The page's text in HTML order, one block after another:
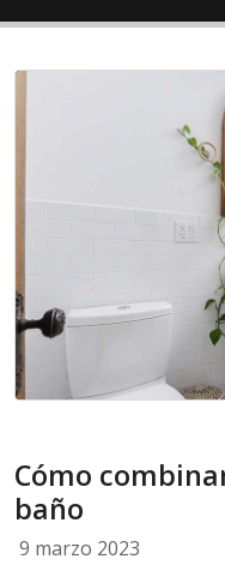
Cómo
baño
9 marzo 2023